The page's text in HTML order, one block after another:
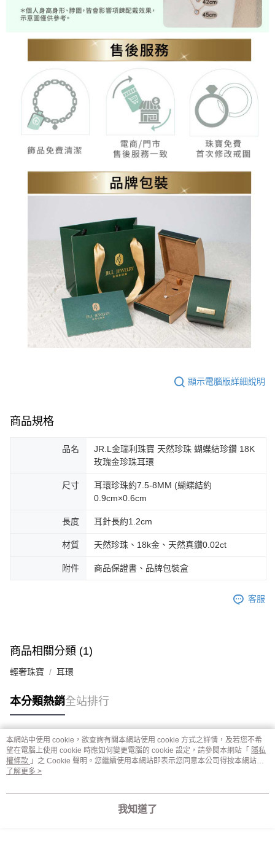
顯示電腦版詳細說明
商品規格
品名
JR.L金瑞利珠寶 天然珍珠 蝴蝶結珍鑽 18K
玫瑰金珍珠耳環
尺寸
耳環珍珠約7.5-8MM (蝴蝶結約
0.9cm×0.6cm
長度 耳針長約1.2cm
材質 天然珍珠、18k金、天然真鑽0.02ct
附件 商品保證書、品牌包裝盒
客服
商品相關分類 (1)
輕奢珠寶 耳環
本分類熱銷全站排行
熱門標籤
本網站中使用 cookie，欲查詢有關本網站使用 cookie 方式之詳情，及若您不希
望在電腦上使用 cookie 時應如何變更電腦的 cookie 設定，請參閱本網站「 隱私
權條款 」之 Cookie 聲明。您繼續使用本網站即表示您同意本公司得按本網站使
用條款之 Cookie 聲明使用 cookie。
了解更多 >
我知道了